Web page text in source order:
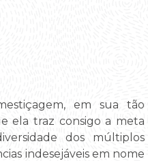
em sua tão
ela traz consigo a meta
dos múltiplos
indesejáveis em nome